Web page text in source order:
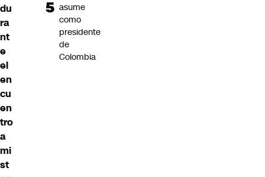
du
ra
nt
e
el
en
cu
en
tro
a
mi
st
asume
como
presidente
de
Colombia